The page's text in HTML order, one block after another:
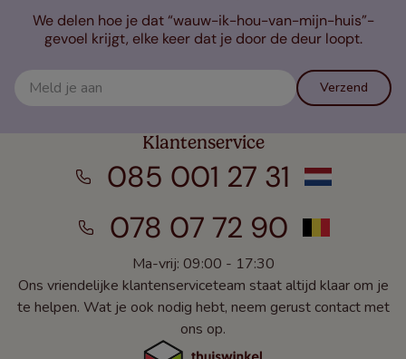
We delen hoe je dat “wauw-ik-hou-van-mijn-huis”-
gevoel krijgt, elke keer dat je door de deur loopt.
Verzend
Klantenservice
085 001 27 31
078 07 72 90
Ma-vrij: 09:00 - 17:30
Ons vriendelijke klantenserviceteam staat altijd klaar om je
te helpen. Wat je ook nodig hebt, neem gerust contact met
ons op.